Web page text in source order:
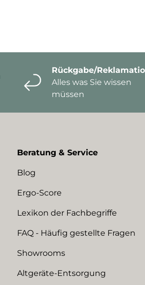
Rückgabe/
Alles was Sie wissen
müssen
Beratung & Service
Blog
Ergo-Score
Lexikon der Fachbegriffe
FAQ - Häufig gestellte Fragen
Showrooms
Altgeräte-Entsorgung